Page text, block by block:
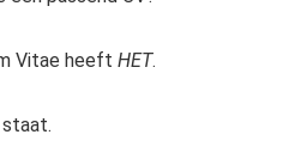
Vitae heeft HET.